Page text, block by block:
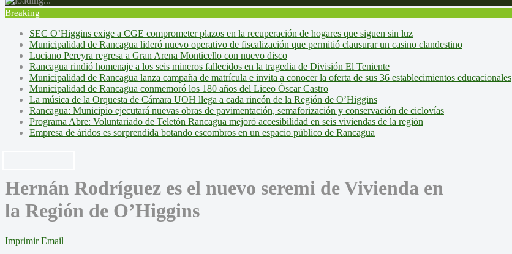
Breaking
SEC O’Higgins exige a CGE comprometer plazos en la recuperación de hogares que siguen sin luz
Municipalidad de Rancagua lideró nuevo operativo de fiscalización que permitió clausurar un casino clandestino
Luciano Pereyra regresa a Gran Arena Monticello con nuevo disco
Rancagua rindió homenaje a los seis mineros fallecidos en la tragedia de División El Teniente
Municipalidad de Rancagua lanza campaña de matrícula e invita a conocer la oferta de sus 36 establecimientos educacionales
Municipalidad de Rancagua conmemoró los 180 años del Liceo Óscar Castro
La música de la Orquesta de Cámara UOH llega a cada rincón de la Región de O’Higgins
Rancagua: Municipio ejecutará nuevas obras de pavimentación, semaforización y conservación de ciclovías
Programa Abre: Voluntariado de Teletón Rancagua mejoró accesibilidad en seis viviendas de la región
Empresa de áridos es sorprendida botando escombros en un espacio público de Rancagua
Hernán Rodríguez es el nuevo seremi de Vivienda en
la Región de O’Higgins
Imprimir Email